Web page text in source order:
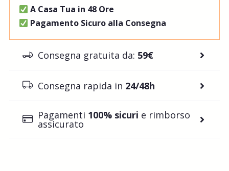
A Casa Tua in 48 Ore
Pagamento Sicuro alla Consegna
Consegna gratuita da: 59€
Consegna rapida in 24/48h
Pagamenti 100% sicuri e rimborso
assicurato